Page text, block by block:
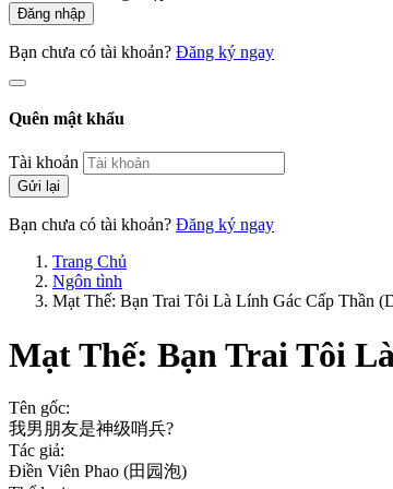
Đăng nhập
Bạn chưa có tài khoản? Đăng ký ngay
Quên mật khẩu
Tài khoản
Gửi lại
Bạn chưa có tài khoản? Đăng ký ngay
Trang Chủ
Ngôn tình
Mạt Thế: Bạn Trai Tôi Là Lính Gác Cấp Thần
Mạt Thế: Bạn Trai Tôi
Tên gốc:
我男朋友是神级哨兵?
Tác giả:
Điền Viên Phao (田园泡)